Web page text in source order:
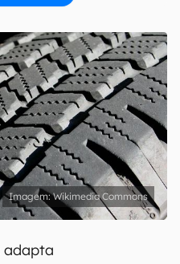
do Canaltech.
Wikimedia Commons
adapta